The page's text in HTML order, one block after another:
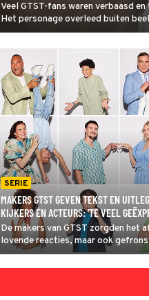
Veel GTST-fans waren verbaasd
Het personage overleed buiten
over een terugkeer van de
SERIE
MAKERS GTST GEVEN TEKST EN
KIJKERS ÉN ACTEURS: 'TE VEEL
De makers van GTST zorgden het
lovende reacties, maar ook
veel kijkers. Plotselinge doden, een
personages... De creatief